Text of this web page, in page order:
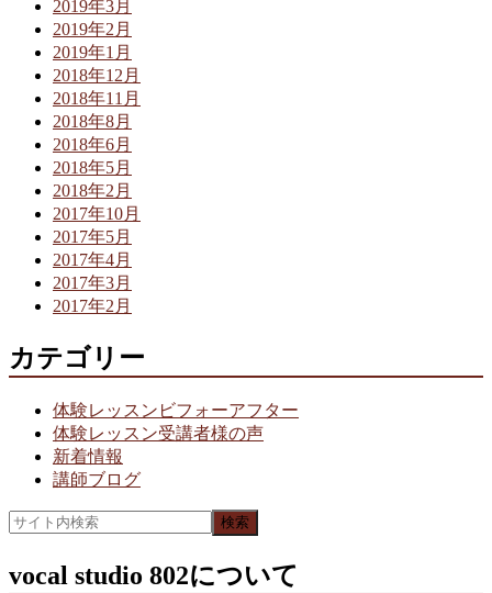
2019年3月
2019年2月
2019年1月
2018年12月
2018年11月
2018年8月
2018年6月
2018年5月
2018年2月
2017年10月
2017年5月
2017年4月
2017年3月
2017年2月
カテゴリー
体験レッスンビフォーアフター
体験レッスン受講者様の声
新着情報
講師ブログ
vocal studio 802について